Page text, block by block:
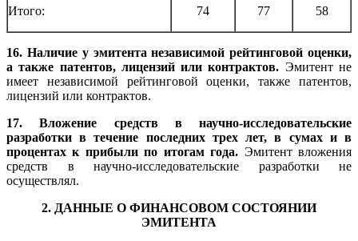
Итого: 74 77 58
16. Наличие у эмитента независимой рейтинговой оценки,
а также патентов, лицензий или контрактов. Эмитент не
имеет независимой рейтинговой оценки, также патентов,
лицензий или контрактов.
17. Вложение средств в научно-исследовательские
разработки в течение последних трех лет, в сумах и в
процентах к прибыли по итогам года. Эмитент вложения
средств в научно-исследовательские разработки не
осуществлял.
2. ДАННЫЕ О ФИНАНСОВОМ СОСТОЯНИИ
ЭМИТЕНТА